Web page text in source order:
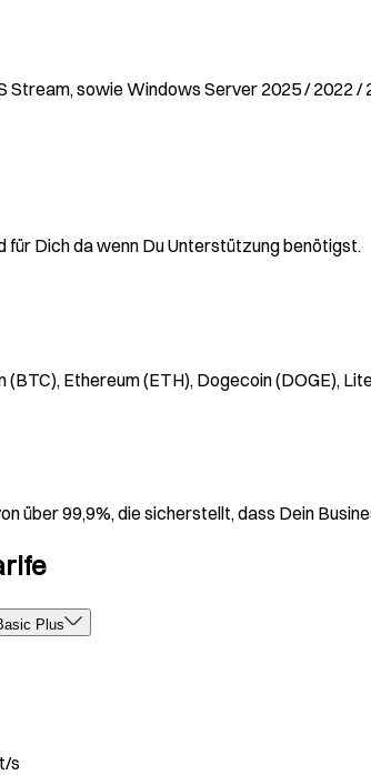
Stream, sowie Windows Server 2025 / 2022
Dich da wenn Du Unterstützung benötigst.
Ethereum (ETH), Dogecoin (DOGE),
über 99,9%, die sicherstellt, dass Dein
Plus
s